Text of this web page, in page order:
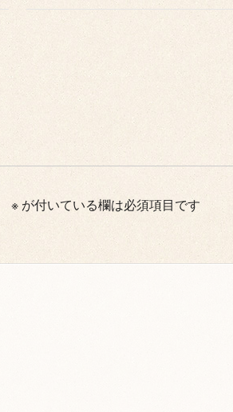
※ が付いている欄は必須項目です